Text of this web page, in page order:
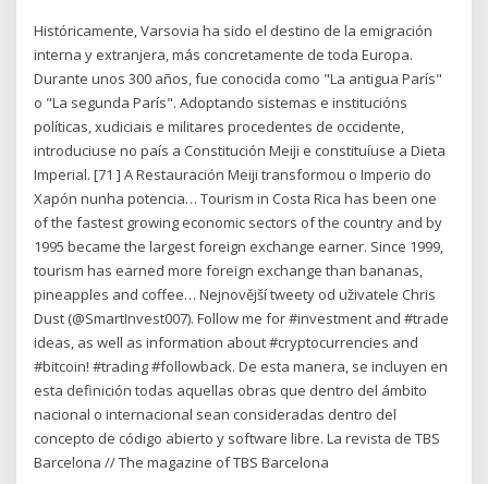
Históricamente, Varsovia ha sido el destino de la emigración
interna y extranjera, más concretamente de toda Europa.
Durante unos 300 años, fue conocida como "La antigua París"
o "La segunda París". Adoptando sistemas e institucións
políticas, xudiciais e militares procedentes de occidente,
introduciuse no país a Constitución Meiji e constituíuse a Dieta
Imperial. [71 ] A Restauración Meiji transformou o Imperio do
Xapón nunha potencia… Tourism in Costa Rica has been one
of the fastest growing economic sectors of the country and by
1995 became the largest foreign exchange earner. Since 1999,
tourism has earned more foreign exchange than bananas,
pineapples and coffee… Nejnovější tweety od uživatele Chris
Dust (@SmartInvest007). Follow me for #investment and #trade
ideas, as well as information about #cryptocurrencies and
#bitcoin! #trading #followback. De esta manera, se incluyen en
esta definición todas aquellas obras que dentro del ámbito
nacional o internacional sean consideradas dentro del
concepto de código abierto y software libre. La revista de TBS
Barcelona // The magazine of TBS Barcelona